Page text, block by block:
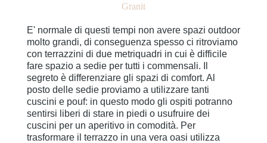
Granit
E' normale di questi tempi non avere spazi outdoor
molto grandi, di conseguenza spesso ci ritroviamo
con terrazzini di due metriquadri in cui è difficile
fare spazio a sedie per tutti i commensali. Il
segreto è differenziare gli spazi di comfort. Al
posto delle sedie proviamo a utilizzare tanti
cuscini e pouf: in questo modo gli ospiti potranno
sentirsi liberi di stare in piedi o usufruire dei
cuscini per un aperitivo in comodità. Per
trasformare il terrazzo in una vera oasi utilizza